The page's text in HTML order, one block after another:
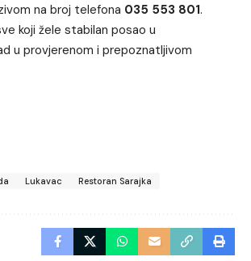
na broj telefona 035 553 801.
koji žele stabilan posao u
u provjerenom i prepoznatljivom
Lukavac Restoran Sarajka